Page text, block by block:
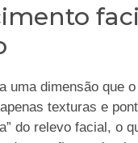
uma dimensão que
texturas e
do relevo facial, o